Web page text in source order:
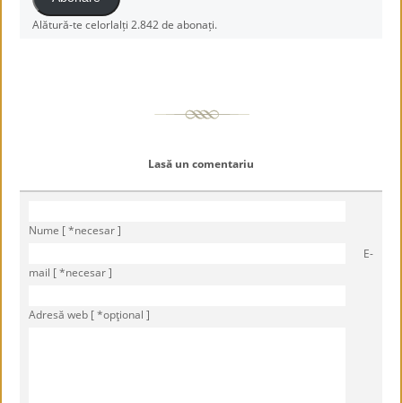
Alătură-te celorlalți 2.842 de abonați.
Lasă un comentariu
Nume [ *necesar ]
E-
mail [ *necesar ]
Adresă web [ *opţional ]